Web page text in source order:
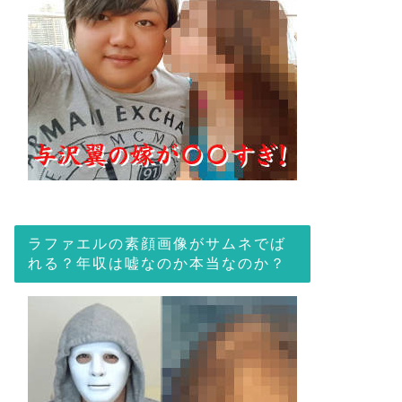
ラファエルの素顔画像がサムネでば
れる？年収は嘘なのか本当なのか？